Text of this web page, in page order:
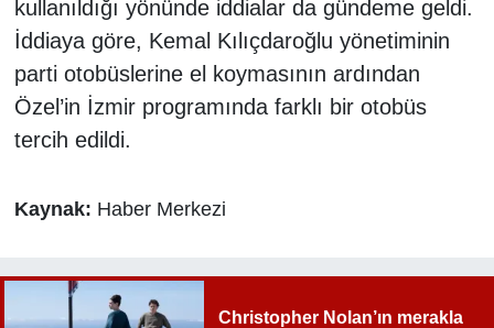
kullanıldığı yönünde iddialar da gündeme geldi.
İddiaya göre, Kemal Kılıçdaroğlu yönetiminin
parti otobüslerine el koymasının ardından
Özel’in İzmir programında farklı bir otobüs
tercih edildi.
Kaynak: Haber Merkezi
Christopher Nolan’ın merakla